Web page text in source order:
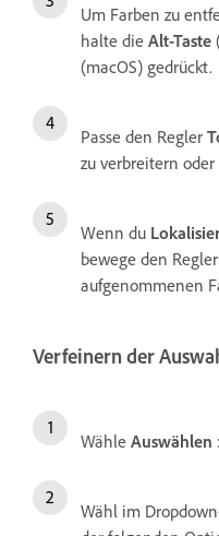
Um Farben zu
halte die Alt-Taste
(macOS) gedrückt.
Passe den Regler
zu verbreitern
Wenn du
bewege den Regler
aufgenommenen
Verfeinern der
Wähle Auswählen
Wähl im